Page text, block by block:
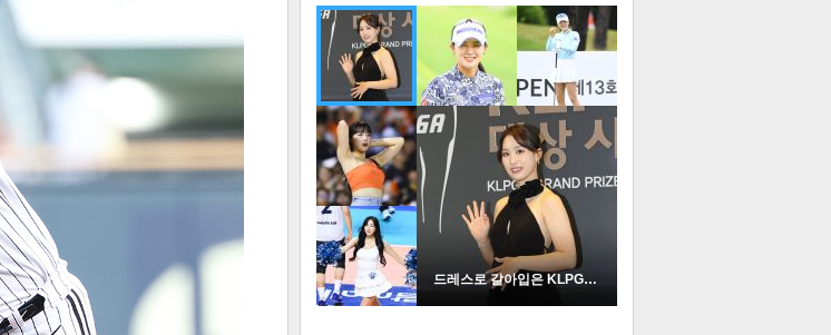
FOCUS
텍스 url 복 인쇄
많이 본 뉴스
연예
스포츠 포토
2
드레스로 갈아입은 KLPGA …